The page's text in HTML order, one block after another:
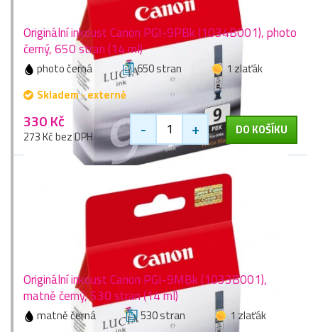
Originální inkoust Canon PGI-9PBk (1034B001), photo
černý, 650 stran (14 ml)
photo černá 650 stran
1 zlaťák
Skladem - externě
330 Kč
273 Kč bez DPH - + DO KOŠÍKU
Originální inkoust Canon PGI-9MBk (1033B001),
matně černý, 530 stran (14 ml)
matně černá 530 stran
1 zlaťák